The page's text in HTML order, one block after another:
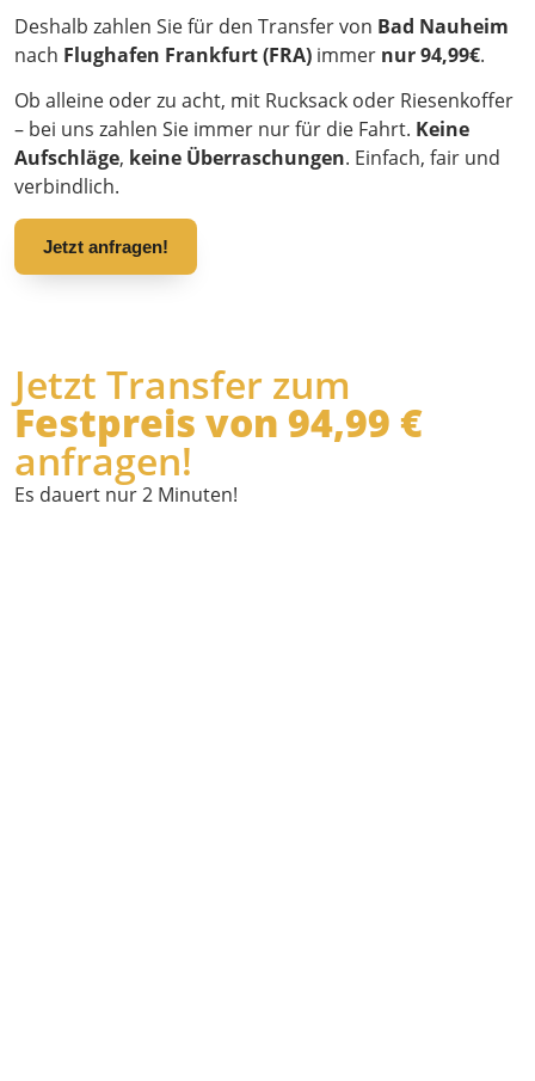
Deshalb zahlen Sie für den Transfer von Bad Nauheim
nach Flughafen Frankfurt (FRA) immer nur 94,99€.
Ob alleine oder zu acht, mit Rucksack oder Riesenkoffer
– bei uns zahlen Sie immer nur für die Fahrt. Keine
Aufschläge, keine Überraschungen. Einfach, fair und
verbindlich.
Jetzt anfragen!
Jetzt Transfer zum
Festpreis von 94,99 €
anfragen!
Es dauert nur 2 Minuten!